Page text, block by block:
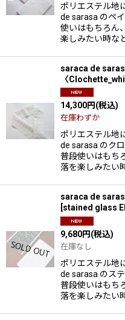
ポリエステル地
de sarasa のペ
使いはもちろん
楽しみたい時な
saraca de
〈
14,300円(税込)
在庫わずか
ポリエステル地
de sarasa のク
普段使いはもち
落を楽しみたい
saraca de
stained glass
9,680円(税込)
在庫なし
ポリエステル地
de sarasa のス
普段使いはもち
落を楽しみたい